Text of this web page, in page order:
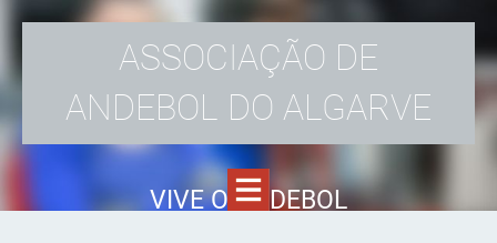
ASSOCIAÇÃO DE
ANDEBOL DO ALGARVE
VIVE O ANDEBOL